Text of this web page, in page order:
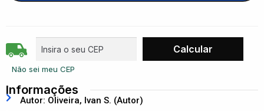
Não sei meu CEP
Informações
Autor: Oliveira, Ivan S. (Autor)